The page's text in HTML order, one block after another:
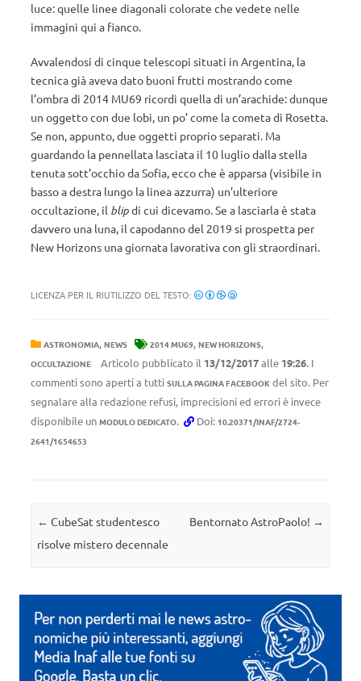
luce: quelle linee diagonali colorate che vedete nelle
immagini qui a fianco.
Avvalendosi di cinque telescopi situati in Argentina, la
tecnica già aveva dato buoni frutti mostrando come
l’ombra di 2014 MU69 ricordi quella di un’arachide: dunque
un oggetto con due lobi, un po’ come la cometa di Rosetta.
Se non, appunto, due oggetti proprio separati. Ma
guardando la pennellata lasciata il 10 luglio dalla stella
tenuta sott’occhio da Sofia, ecco che è apparsa (visibile in
basso a destra lungo la linea azzurra) un’ulteriore
occultazione, il blipdi cui dicevamo. Se a lasciarla è stata
davvero una luna, il capodanno del 2019 si prospetta per
New Horizons una giornata lavorativa con gli straordinari.
LICENZA PER IL RIUTILIZZO DEL TESTO:
ASTRONOMIA, NEWS 2014 MU69, NEW HORIZONS,
OCCULTAZIONE Articolo pubblicato il 13/12/2017alle 19:26. I
commenti sono aperti a tutti SULLA PAGINA FACEBOOK del sito. Per
segnalare alla redazione refusi, imprecisioni ed errori è invece
disponibile un MODULO DEDICATO. Doi: 10.20371/INAF/2724-
2641/1654653
Navigazione articolo
← CubeSat studentesco
risolve mistero decennale
Bentornato AstroPaolo! →